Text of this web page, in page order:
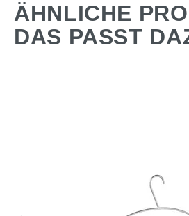
ÄHNLICHE
DAS PASST